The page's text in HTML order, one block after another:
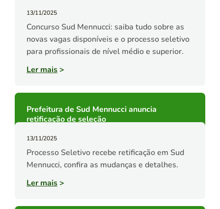
13/11/2025
Concurso Sud Mennucci: saiba tudo sobre as
novas vagas disponíveis e o processo seletivo
para profissionais de nível médio e superior.
Ler mais>
Prefeitura de Sud Mennucci anuncia
retificação de seleção
13/11/2025
Processo Seletivo recebe retificação em Sud
Mennucci, confira as mudanças e detalhes.
Ler mais>